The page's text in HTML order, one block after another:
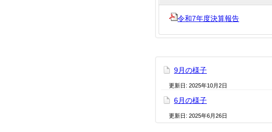
令和7年度決算報告
9月の様子
更新日: 2025年10月2日
6月の様子
更新日: 2025年6月26日